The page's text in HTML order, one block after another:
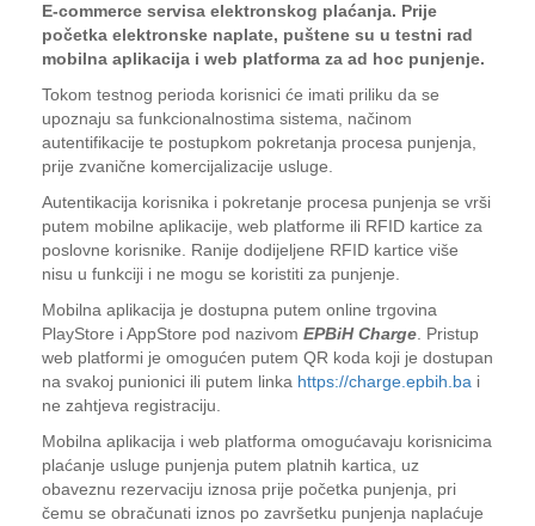
E-commerce servisa elektronskog plaćanja. Prije
početka elektronske naplate, puštene su u testni rad
mobilna aplikacija i web platforma za ad hoc punjenje.
Tokom testnog perioda korisnici će imati priliku da se
upoznaju sa funkcionalnostima sistema, načinom
autentifikacije te postupkom pokretanja procesa punjenja,
prije zvanične komercijalizacije usluge.
Autentikacija korisnika i pokretanje procesa punjenja se vrši
putem mobilne aplikacije, web platforme ili RFID kartice za
poslovne korisnike. Ranije dodijeljene RFID kartice više
nisu u funkciji i ne mogu se koristiti za punjenje.
Mobilna aplikacija je dostupna putem online trgovina
PlayStore i AppStore pod nazivom EPBiH Charge . Pristup
web platformi je omogućen putem QR koda koji je dostupan
na svakoj punionici ili putem linka https://charge.epbih.ba i
ne zahtjeva registraciju.
Mobilna aplikacija i web platforma omogućavaju korisnicima
plaćanje usluge punjenja putem platnih kartica, uz
obaveznu rezervaciju iznosa prije početka punjenja, pri
čemu se obračunati iznos po završetku punjenja naplaćuje